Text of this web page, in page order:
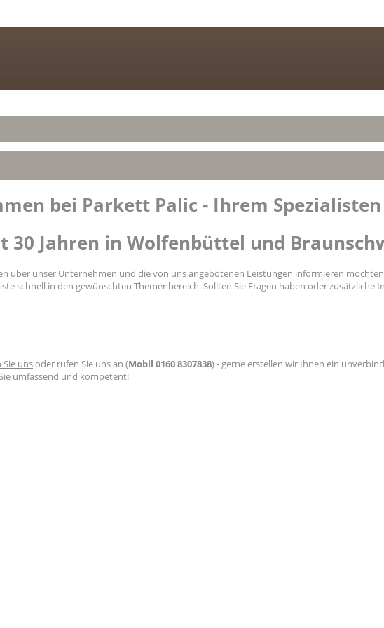
bei Parkett Palic - Ihrem
30 Jahren in Wolfenbüttel und
über unser Unternehmen und die von uns angebotenen Leistungen informieren
schnell in den gewünschten Themenbereich. Sollten Sie Fragen haben oder
Sie unsoder rufen Sie uns an (Mobil 0160 8307838) - gerne erstellen wir Ihnen ein
umfassend und kompetent!